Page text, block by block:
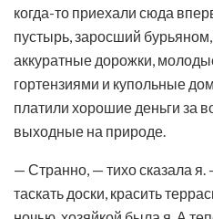
когда-то приехали сюда
пустырь, заросший
аккуратные дорожки,
гортензиями и купольные
платили хорошие деньги за
выходные на природе.
— Странно, — тихо сказала
таскать доски, красить